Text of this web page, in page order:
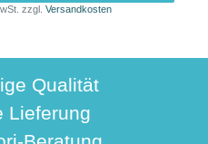
zzgl.Versandkosten
Qualität
Lieferung